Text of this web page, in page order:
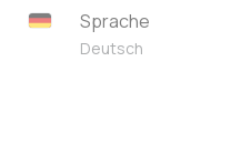
Sprache
Deutsch